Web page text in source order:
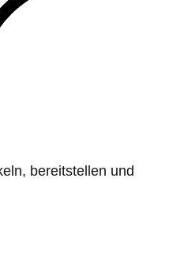
bereitstellen und